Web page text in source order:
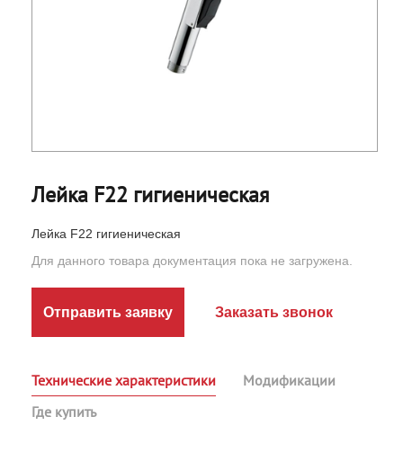
Лейка F22 гигиеническая
Лейка F22 гигиеническая
Для данного товара документация пока не загружена.
Отправить заявку Заказать звонок
Технические характеристики
Модификации
Где купить